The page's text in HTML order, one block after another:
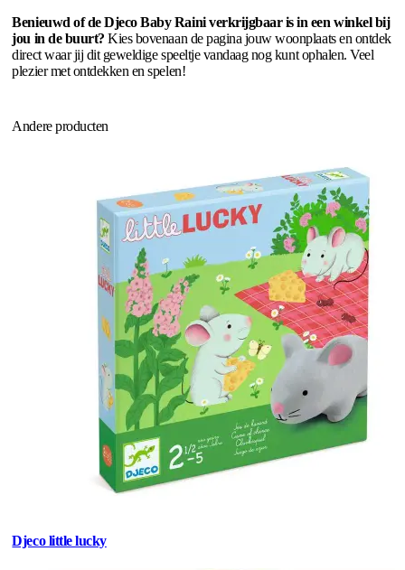
Benieuwd of de Djeco Baby Raini verkrijgbaar is in een winkel bij
jou in de buurt? Kies bovenaan de pagina jouw woonplaats en ontdek
direct waar jij dit geweldige speeltje vandaag nog kunt ophalen. Veel
plezier met ontdekken en spelen!
Andere producten
Djeco little lucky